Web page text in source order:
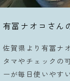
有冨ナオコさん
佐賀県より有冨ナ
タマやチェックの
ーが毎日使いやす